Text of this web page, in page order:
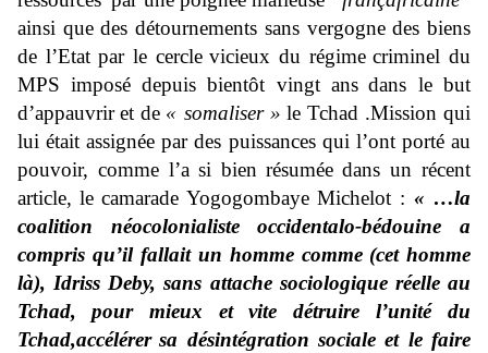
ainsi que des détournements sans vergogne des biens
de l’Etat par le cercle vicieux du régime criminel du
MPS imposé depuis bientôt vingt ans dans le but
d’appauvrir et de « somaliser » le Tchad .Mission qui
lui était assignée par des puissances qui l’ont porté au
pouvoir, comme l’a si bien résumée dans un récent
article, le camarade Yogogombaye Michelot : « …la
coalition néocolonialiste occidentalo-bédouine a
compris qu’il fallait un homme comme (cet homme
là), Idriss Deby, sans attache sociologique réelle au
Tchad,
pour mieux et vite détruire l’unité du
Tchad,accélérer sa désintégration sociale et le faire